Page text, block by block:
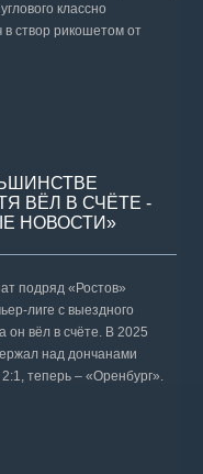
классно
в створ рикошетом от
ВЁЛ В СЧЁТЕ -
НОВОСТИ»
подряд «Ростов»
лиге с выездного
он вёл в счёте. В 2025
над дончанами
теперь – «Оренбург».